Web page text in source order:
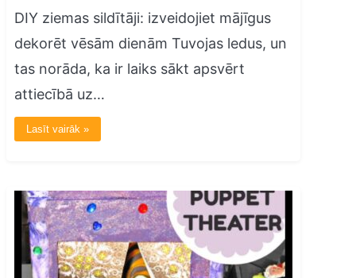
DIY ziemas sildītāji: izveidojiet mājīgus
dekorēt vēsām dienām Tuvojas ledus, un
tas norāda, ka ir laiks sākt apsvērt
attiecībā uz…
Lasīt vairāk »